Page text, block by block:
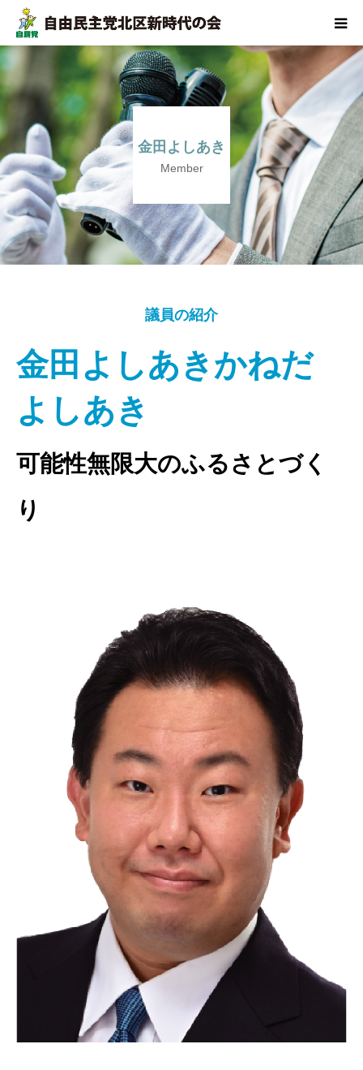
金田よしあき
Member
議員の紹介
金田よしあきかねだ
よしあき
可能性無限大のふるさとづく
り
トップ
政策
議員の紹介
CHANGE
活動報告